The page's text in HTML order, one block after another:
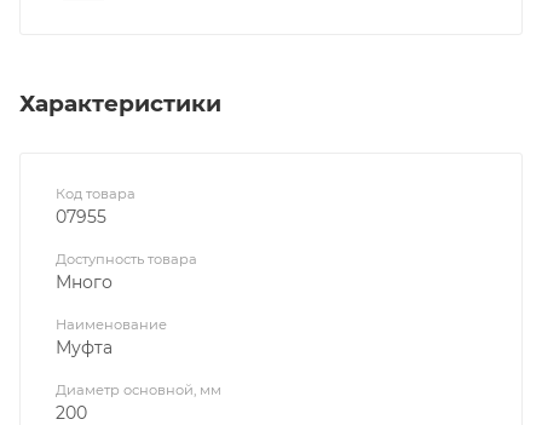
Характеристики
Код товара
07955
Доступность товара
Много
Наименование
Муфта
Диаметр основной, мм
200